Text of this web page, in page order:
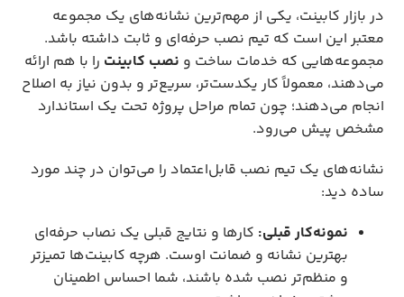
در بازار کابینت، یکی از مهم‌ترین نشانه‌های یک مجموعه
معتبر این است که تیم نصب حرفه‌ای و ثابت داشته باشد.
مجموعه‌هایی که خدمات ساخت و نصب کابینت را با هم ارائه
می‌دهند، معمولاً کار یکدست‌تر، سریع‌تر و بدون نیاز به اصلاح
انجام می‌دهند؛ چون تمام مراحل پروژه تحت یک استاندارد
مشخص پیش می‌رود.
نشانه‌های یک تیم نصب قابل‌اعتماد را می‌توان در چند مورد
ساده دید:
نمونه‌کار قبلی: کارها و نتایج قبلی یک نصاب حرفه‌ای
بهترین نشانه و ضمانت اوست. هرچه کابینت‌ها تمیز‌تر
و منظم‌تر نصب شده باشند، شما احساس اطمینان